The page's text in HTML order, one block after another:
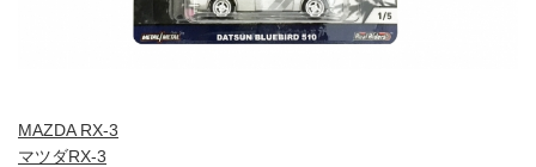
MAZDA RX-3
マツダRX-3